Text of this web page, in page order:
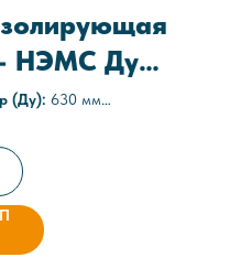
НЭМС Ду
(Ду): 630 мм